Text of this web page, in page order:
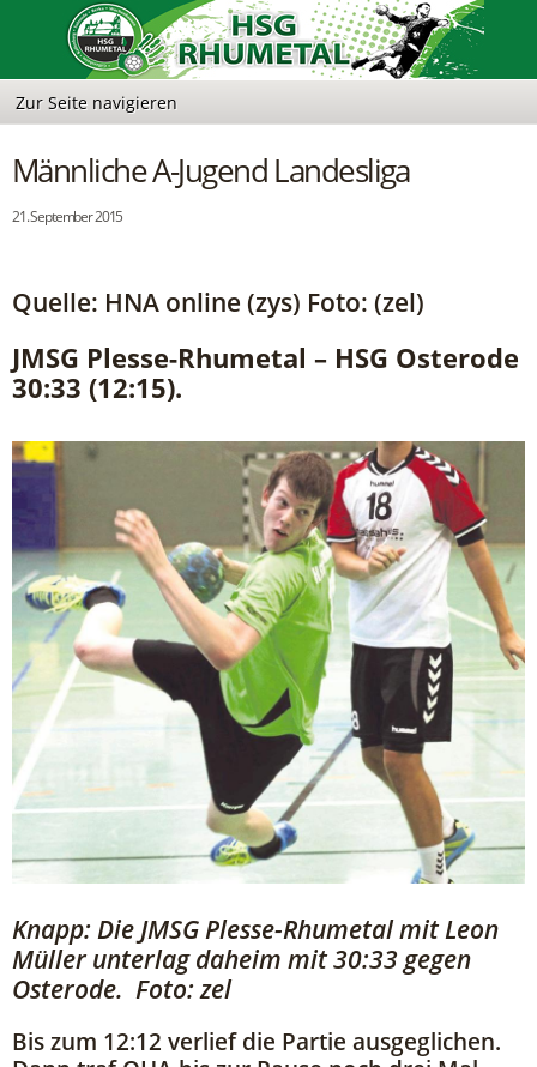
Männliche A-Jugend Landesliga
21. September 2015
Quelle: HNA online (zys) Foto: (zel)
JMSG Plesse-Rhumetal – HSG Osterode
30:33 (12:15).
Knapp: Die JMSG Plesse-Rhumetal mit Leon
Müller unterlag daheim mit 30:33 gegen
Osterode. Foto: zel
Bis zum 12:12 verlief die Partie ausgeglichen.